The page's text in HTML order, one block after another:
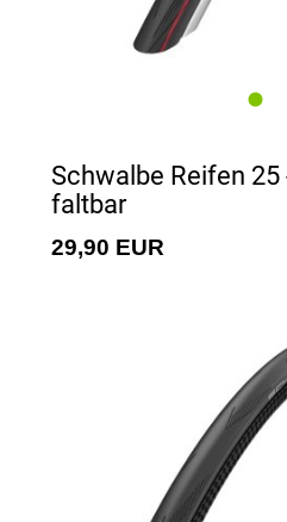
Schwalbe Reifen 25
faltbar
29,90 EUR